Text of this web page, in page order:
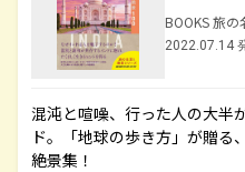
BOOKS 旅の
2022.07.14
混沌と喧噪、行った人の大半
ド。「地球の歩き方」が贈る
絶景集！